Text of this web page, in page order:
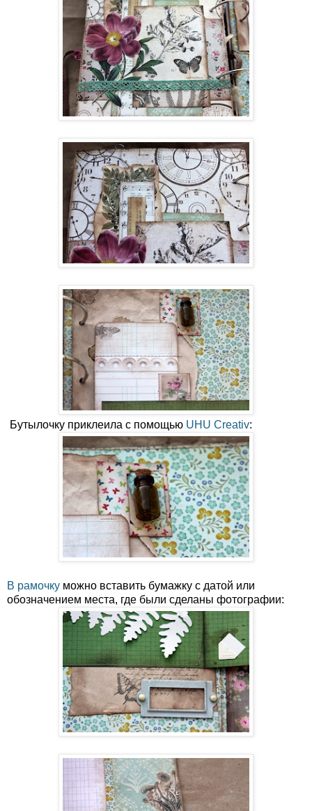
Бутылочку приклеила с помощью UHU Creativ:
В рамочку можно вставить бумажку с датой или
обозначением места, где были сделаны фотографии: